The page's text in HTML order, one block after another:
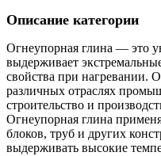
Описание категории
Огнеупорная глина — это
выдерживает
свойства при нагревании.
различных отраслях
строительство и
Огнеупорная глина
блоков, труб и других
выдерживать высокие